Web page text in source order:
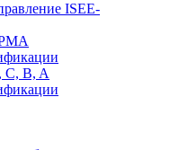
ISEE-
C, B, A